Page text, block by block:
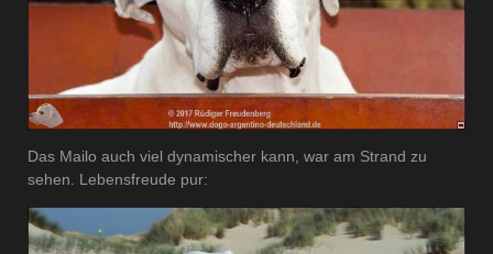
Das Mailo auch viel dynamischer kann, war am Strand zu
sehen. Lebensfreude pur: